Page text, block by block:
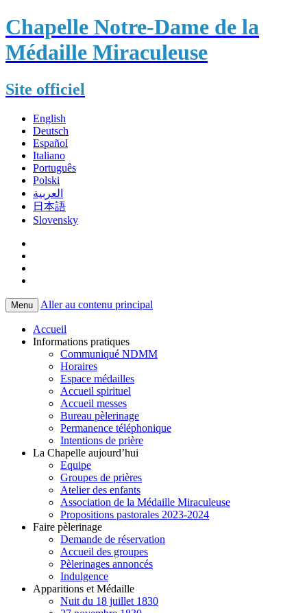
Chapelle Notre-Dame de la
Médaille Miraculeuse
Site officiel
English
Deutsch
Español
Italiano
Português
Polski
العربية
日本語
Slovensky
Menu Aller au contenu principal
Accueil
Informations pratiques
Communiqué NDMM
Horaires
Espace médailles
Accueil spirituel
Accueil messes
Bureau pèlerinage
Permanence téléphonique
Intentions de prière
La Chapelle aujourd’hui
Equipe
Groupes de prières
Atelier des enfants
Association de la Médaille Miraculeuse
Propositions pastorales 2023-2024
Faire pèlerinage
Demande de réservation
Accueil des groupes
Pèlerinages annoncés
Indulgence
Apparitions et Médaille
Nuit du 18 juillet 1830